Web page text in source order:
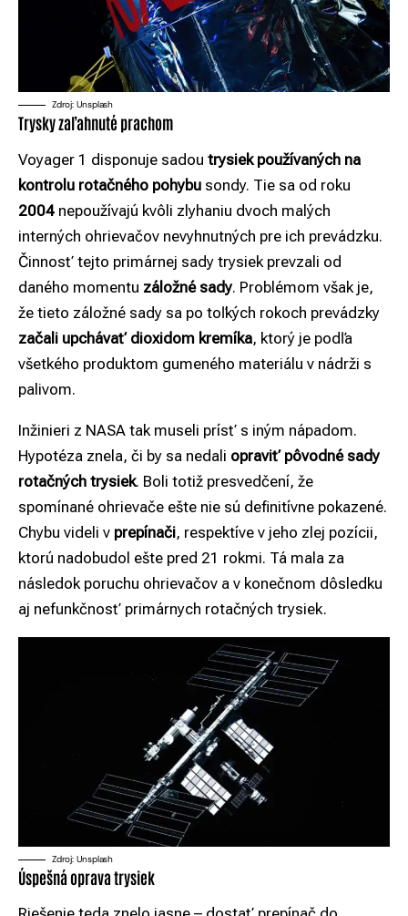
Zdroj: Unsplash
Trysky zaľahnuté prachom
Voyager 1 disponuje sadou trysiek používaných na
kontrolu rotačného pohybu sondy. Tie sa od roku
2004 nepoužívajú kvôli zlyhaniu dvoch malých
interných ohrievačov nevyhnutných pre ich prevádzku.
Činnosť tejto primárnej sady trysiek prevzali od
daného momentu záložné sady. Problémom však je,
že tieto záložné sady sa po toľkých rokoch prevádzky
začali upchávať dioxidom kremíka, ktorý je podľa
všetkého produktom gumeného materiálu v nádrži s
palivom.
Inžinieri z NASA tak museli prísť s iným nápadom.
Hypotéza znela, či by sa nedali opraviť pôvodné sady
rotačných trysiek. Boli totiž presvedčení, že
spomínané ohrievače ešte nie sú definitívne pokazené.
Chybu videli v prepínači, respektíve v jeho zlej pozícii,
ktorú nadobudol ešte pred 21 rokmi. Tá mala za
následok poruchu ohrievačov a v konečnom dôsledku
aj nefunkčnosť primárnych rotačných trysiek.
Zdroj: Unsplash
Úspešná oprava trysiek